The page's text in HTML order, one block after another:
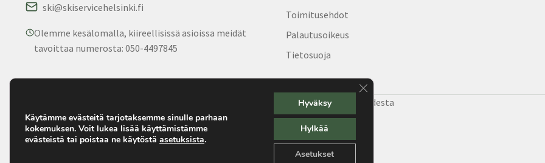
ski@skiservicehelsinki.fi
Olemme kesälomalla, kiireellisissä asioissa meidät
tavoittaa numerosta: 050-4497845
Toimitusehdot
Palautusoikeus
Tietosuoja
© 2025 Ski Service. Kaikki oikeudet pidätetään. • Palvelemme Helsingin hiihtäjiä vuodesta
1988.
Käytämme evästeitä tarjotaksemme sinulle parhaan
kokemuksen. Voit lukea lisää käyttämistämme
evästeistä tai poistaa ne käytöstä asetuksista.
Hyväksy
Hylkää
Asetukset
Sulje evästebanneri